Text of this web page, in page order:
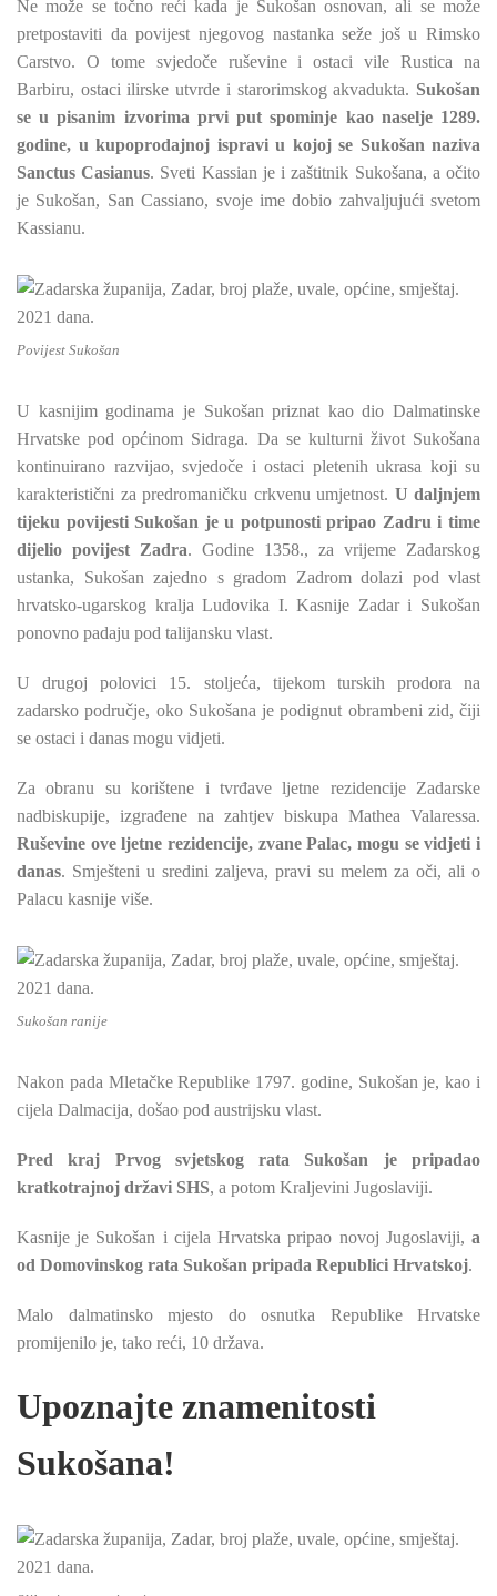
Ne može se točno reći kada je Sukošan osnovan, ali se može
pretpostaviti da povijest njegovog nastanka seže još u Rimsko
Carstvo. O tome svjedoče ruševine i ostaci vile Rustica na
Barbiru, ostaci ilirske utvrde i starorimskog akvadukta. Sukošan
se u pisanim izvorima prvi put spominje kao naselje 1289.
godine, u kupoprodajnoj ispravi u kojoj se Sukošan naziva
Sanctus Casianus. Sveti Kassian je i zaštitnik Sukošana, a očito
je Sukošan, San Cassiano, svoje ime dobio zahvaljujući svetom
Kassianu.
Povijest Sukošan
U kasnijim godinama je Sukošan priznat kao dio Dalmatinske
Hrvatske pod općinom Sidraga. Da se kulturni život Sukošana
kontinuirano razvijao, svjedoče i ostaci pletenih ukrasa koji su
karakteristični za predromaničku crkvenu umjetnost. U daljnjem
tijeku povijesti Sukošan je u potpunosti pripao Zadru i time
dijelio povijest Zadra. Godine 1358., za vrijeme Zadarskog
ustanka, Sukošan zajedno s gradom Zadrom dolazi pod vlast
hrvatsko-ugarskog kralja Ludovika I. Kasnije Zadar i Sukošan
ponovno padaju pod talijansku vlast.
U drugoj polovici 15. stoljeća, tijekom turskih prodora na
zadarsko područje, oko Sukošana je podignut obrambeni zid, čiji
se ostaci i danas mogu vidjeti.
Za obranu su korištene i tvrđave ljetne rezidencije Zadarske
nadbiskupije, izgrađene na zahtjev biskupa Mathea Valaressa.
Ruševine ove ljetne rezidencije, zvane Palac, mogu se vidjeti i
danas. Smješteni u sredini zaljeva, pravi su melem za oči, ali o
Palacu kasnije više.
Sukošan ranije
Nakon pada Mletačke Republike 1797. godine, Sukošan je, kao i
cijela Dalmacija, došao pod austrijsku vlast.
Pred kraj Prvog svjetskog rata Sukošan je pripadao
kratkotrajnoj državi SHS, a potom Kraljevini Jugoslaviji.
Kasnije je Sukošan i cijela Hrvatska pripao novoj Jugoslaviji, a
od Domovinskog rata Sukošan pripada Republici Hrvatskoj.
Malo dalmatinsko mjesto do osnutka Republike Hrvatske
promijenilo je, tako reći, 10 država.
Upoznajte znamenitosti
Sukošana!